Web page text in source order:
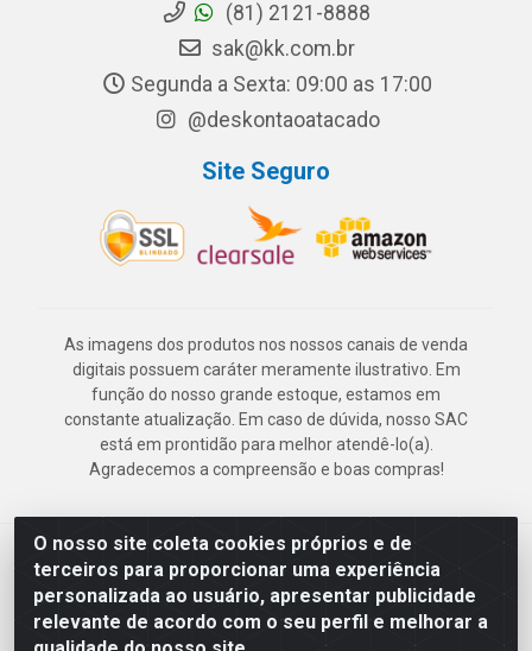
O nosso site coleta cookies próprios e de
terceiros para proporcionar uma experiência
personalizada ao usuário, apresentar publicidade
relevante de acordo com o seu perfil e melhorar a
(81) 2121-8888
sak@kk.com.br
Segunda a Sexta: 09:00 as 17:00
@deskontaoatacado
Site Seguro
As imagens dos produtos nos nossos canais de venda
digitais possuem caráter meramente ilustrativo. Em
função do nosso grande estoque, estamos em
constante atualização. Em caso de dúvida, nosso SAC
está em prontidão para melhor atendê-lo(a).
Agradecemos a compreensão e boas compras!
Deskontão Atacado - Av. Marechal Mascarenhas de Morais, 2471 -
Imbiribeira - Recife/PE - CEP 51.150-001 - CNPJ 24.150.377/0003-
57